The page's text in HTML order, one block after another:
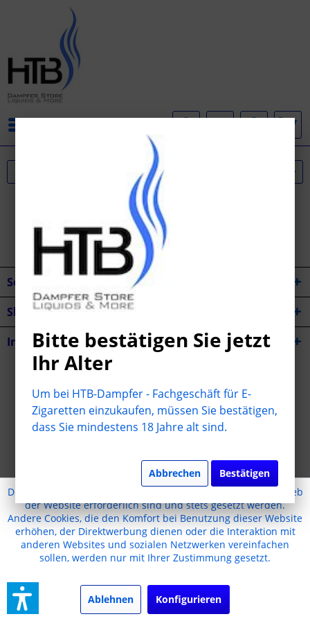
Service Hotline
Shop Service
Informationen
Cookie-Einstellungen Jugendschutz
Kontakt
Versand und Zahlungsbedingungen
Widerrufsrecht
Realisiert mit Shopware
Diese Website benutzt Cookies, die für den technischen Betrieb
der Website erforderlich sind und stets gesetzt werden.
Andere Cookies, die den Komfort bei Benutzung dieser Website
erhöhen, der Direktwerbung dienen oder die Interaktion mit
anderen Websites und sozialen Netzwerken vereinfachen
sollen, werden nur mit Ihrer Zustimmung gesetzt.
Ablehnen Konfigurieren
Bitte bestätigen Sie jetzt
Ihr Alter
Um bei HTB-Dampfer - Fachgeschäft für E-
Zigaretten einzukaufen, müssen Sie bestätigen,
dass Sie mindestens 18 Jahre alt sind.
Abbrechen Bestätigen